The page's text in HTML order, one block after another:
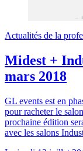
Actualités de la
Midest +
mars 2018
GL events est en
pour racheter le
prochaine édition
avec les salons